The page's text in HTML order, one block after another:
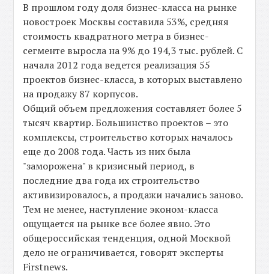
В прошлом году доля бизнес-класса на рынке
новостроек Москвы составила 53%, средняя
стоимость квадратного метра в бизнес-
сегменте выросла на 9% до 194,3 тыс. рублей. С
начала 2012 года ведется реализация 55
проектов бизнес-класса, в которых выставлено
на продажу 87 корпусов.
Общий объем предложения составляет более 5
тысяч квартир. Большинство проектов – это
комплексы, строительство которых началось
еще до 2008 года. Часть из них была
"заморожена" в кризисный период, в
последние два года их строительство
активизировалось, а продажи начались заново.
Тем не менее, наступление эконом-класса
ощущается на рынке все более явно. Это
общероссийская тенденция, одной Москвой
дело не ограничивается, говорят эксперты
Firstnews.